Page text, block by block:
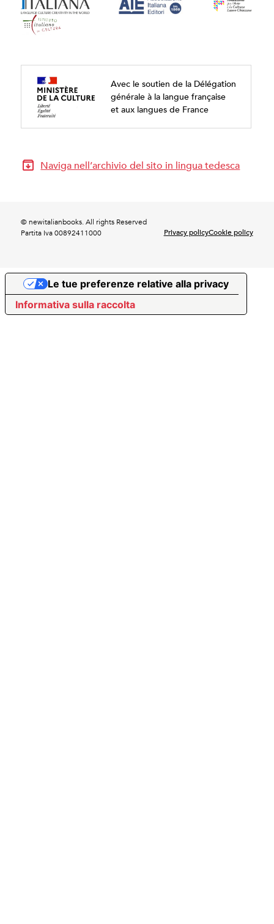
Avec le soutien de la Délégation
générale à la langue française
et aux langues de France
Naviga nell’archivio del sito in lingua tedesca
© newitalianbooks. All rights Reserved
Partita Iva 00892411000
Privacy policyCookie policy
Informativa sulla raccolta
Le tue preferenze relative alla privacy